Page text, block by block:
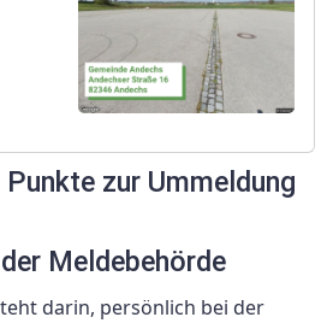
zur Ummeldung
Meldebehörde
darin, persönlich bei der